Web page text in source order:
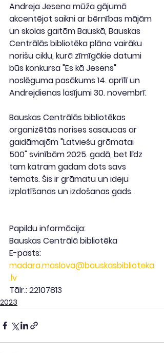
Andreja Jesena mūža gājumā
akcentējot saikni ar bērnības mājām
un skolas gaitām Bauskā, Bauskas
Centrālās bibliotēka plāno vairāku
norišu ciklu, kurā zīmīgākie datumi
būs konkursa "Es kā Jesens"
noslēguma pasākums 14. aprīlī un
Andrejdienas lasījumi 30. novembrī.
Bauskas Centrālās bibliotēkas
organizētās norises sasaucas ar
gaidāmajām "Latviešu grāmatai
500" svinībām 2025. gadā, bet līdz
tam katram gadam dots savs
temats. Šis ir grāmatu un ideju
izplatīšanas un izdošanas gads.
Papildu informācija:
Bauskas Centrālā bibliotēka
E-pasts:
madara.maslova@bauskasbiblioteka
.lv
Tālr.: 22107813
2023